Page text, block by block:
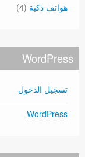
هواتف ذكية (4)
WordPress
تسجيل الدخول
WordPress